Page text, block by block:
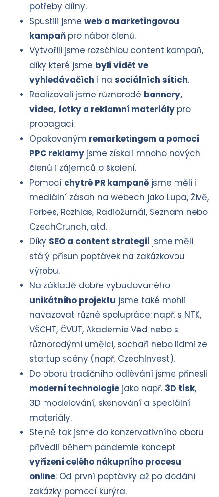
potřeby dílny.
Spustili jsme web a marketingovou
kampaň pro nábor členů.
Vytvořili jsme rozsáhlou content kampaň,
díky které jsme byli vidět ve
vyhledávačích i na sociálních sítích.
Realizovali jsme různorodé bannery,
videa, fotky a reklamní materiály pro
propagaci.
Opakovaným remarketingem a pomocí
PPC reklamy jsme získali mnoho nových
členů i zájemců o školení.
Pomocí chytré PR kampaně jsme měli i
mediální zásah na webech jako Lupa, Živě,
Forbes, Rozhlas, Radiožurnál, Seznam nebo
CzechCrunch, atd.
Díky SEO a content strategii jsme měli
stálý přísun poptávek na zakázkovou
výrobu.
Na základě dobře vybudovaného
unikátního projektu jsme také mohli
navazovat různé spolupráce: např. s NTK,
VŠCHT, ČVUT, Akademie Věd nebo s
různorodými umělci, sochaři nebo lidmi ze
startup scény (např. CzechInvest).
Do oboru tradičního odlévání jsme přinesli
moderní technologie jako např. 3D tisk,
3D modelování, skenování a speciální
materiály.
Stejně tak jsme do konzervativního oboru
přivedli během pandemie koncept
vyřízení celého nákupního procesu
online: Od první poptávky až po dodání
zakázky pomocí kurýra.